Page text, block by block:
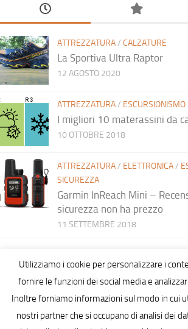
ATTREZZATURA/ CALZATURE
La Sportiva Ultra Raptor
12 AGOSTO 2020
ATTREZZATURA/ ESCURSIONISMO
I migliori 10 materassini da
10 OTTOBRE 2018
ATTREZZATURA/ ELETTRONICA/
SICUREZZA
Garmin InReach Mini –
sicurezza non ha prezzo
11 SETTEMBRE 2018
Hiking in Sardinia © 2026. All
Utilizziamo i cookie per personalizzare i
fornire le funzioni dei social media e
Inoltre forniamo informazioni sul modo in cui
nostri partner che si occupano di analisi dei